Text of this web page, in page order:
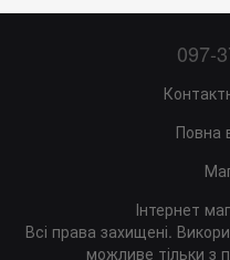
097-
Повна
Інтернет
Всі права захищені.
можливе тільки з